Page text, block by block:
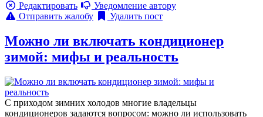
Редактировать
Уведомление автору
Отправить жалобу
Удалить пост
Можно ли включать кондиционер
зимой: мифы и реальность
С приходом зимних холодов многие владельцы
кондиционеров задаются вопросом: можно ли использовать